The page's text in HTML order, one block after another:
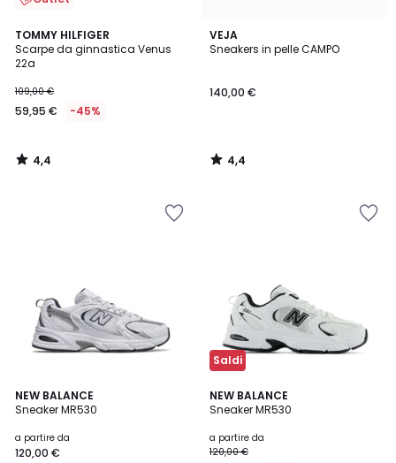
TOMMY HILFIGER
Scarpe da ginnastica Venus
22a
109,00 €
59,95 € -45%
4,4
/ 5
4,4
/
VEJA
Sneakers in pelle CAMPO
140,00 €
4,4
/ 5
4,4
/
NEW BALANCE
Sneaker MR530
a partire da
120,00 €
4,7
/ 5
2
Colori
Saldi
NEW BALANCE
Sneaker MR530
a partire da
120,00 €
4,7
/ 5
2
Colori